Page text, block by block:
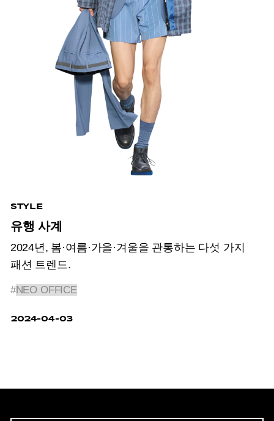
STYLE
유행 사계
2024년, 봄·여름·가을·겨울을 관통하는 다섯 가지
패션 트렌드.
#NEO OFFICE
2024-04-03